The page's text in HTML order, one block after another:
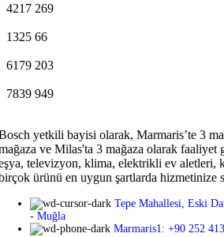
4217 269
1325 66
6179 203
7839 949
yetkili bayisi olarak, Marmaris’te 3
ve Milas'ta 3 mağaza olarak faaliyet
televizyon, klima, elektrikli ev aletleri,
ürünü en uygun şartlarda hizmetinize
Tepe Mahallesi, Eski
- Muğla
Marmaris1: +90 252